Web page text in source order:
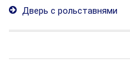
Дверь с рольставнями